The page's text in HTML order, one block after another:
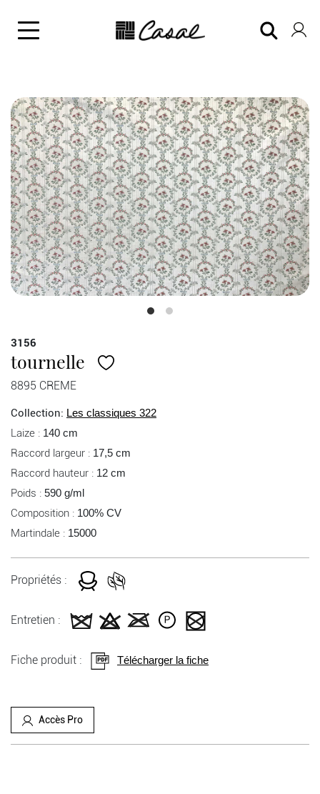
3156
tournelle
8895 CREME
Collection: Les classiques 322
Laize : 140 cm
Raccord largeur : 17,5 cm
Raccord hauteur : 12 cm
Poids : 590 g/ml
Composition : 100% CV
Martindale : 15000
Propriétés :
Entretien :
Fiche produit : Télécharger la fiche
Accès Pro